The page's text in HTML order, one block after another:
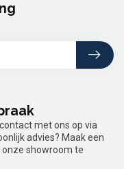
met ons op via
advies? Maak een
showroom te